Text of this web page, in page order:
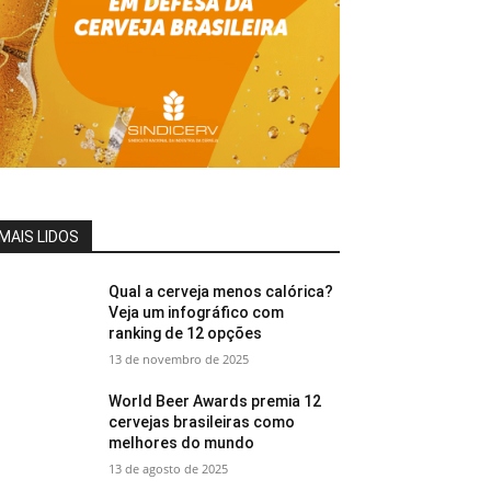
LIDOS
Qual a cerveja menos calórica?
Veja um infográfico com
ranking de 12 opções
13 de novembro de 2025
World Beer Awards premia 12
cervejas brasileiras como
melhores do mundo
13 de agosto de 2025